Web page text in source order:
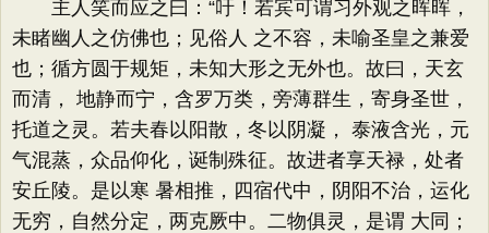
主人笑而应之曰：“吁！若宾可谓习外观之晖晖，
未睹幽人之仿佛也；见俗人 之不容，未喻圣皇之兼爱
也；循方圆于规矩，未知大形之无外也。故曰，天玄
而清， 地静而宁，含罗万类，旁薄群生，寄身圣世，
托道之灵。若夫春以阳散，冬以阴凝， 泰液含光，元
气混蒸，众品仰化，诞制殊征。故进者享天禄，处者
安丘陵。是以寒 暑相推，四宿代中，阴阳不治，运化
无穷，自然分定，两克厥中。二物俱灵，是谓 大同；